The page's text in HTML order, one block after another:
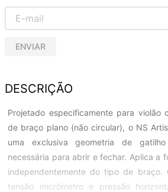
ENVIAR
DESCRIÇÃO
Projetado especificamente para violão
de braço plano (não circular), o NS
uma exclusiva geometria de
necessária para abrir e fechar. Aplica a
independentemente do tipo de braço.
tensão micrômetro e pressão